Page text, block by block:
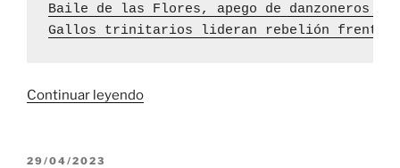
Baile de las Flores, apego de danzoneros
Gallos trinitarios lideran rebelión frente
Continuar leyendo«Consejo
PUBLICADO
29/04/2023